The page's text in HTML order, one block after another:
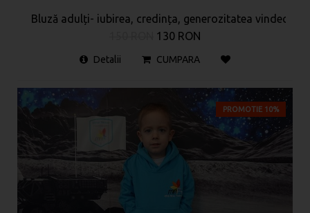
Bluză adulți- iubirea, credința, generozitatea vindecă
130 RON
Detalii CUMPARA
PROMOTIE 10%